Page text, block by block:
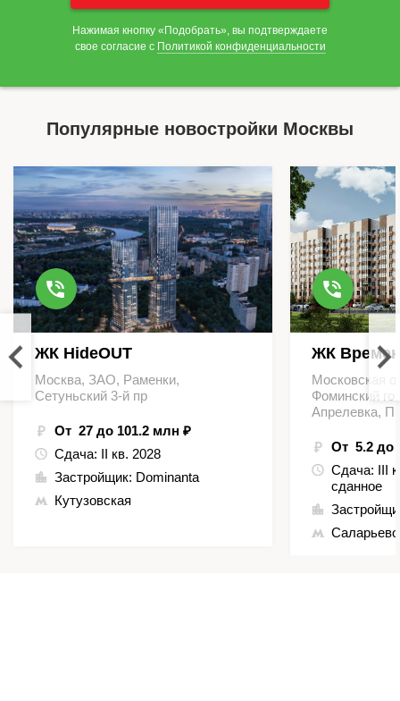
Нажимая кнопку «Подобрать», вы подтверждаете
свое согласие с Политикой конфиденциальности
Популярные новостройки Москвы
ЖК HideOUT
Москва, ЗАО, Раменки,
Сетуньский 3-й пр
От 27 до 101.2 млн ₽
Сдача: II кв. 2028
Застройщик: Dominanta
Кутузовская
ЖК
Московская
Фоминский
Апрелевка,
От 5.2 до
Сдача: III
сданное
Саларьево